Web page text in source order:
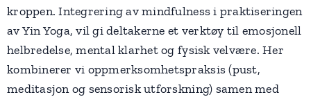
kroppen. Integrering av mindfulness i praktiseringen
av Yin Yoga, vil gi deltakerne et verktøy til emosjonell
helbredelse, mental klarhet og fysisk velvære. Her
kombinerer vi oppmerksomhetspraksis (pust,
meditasjon og sensorisk utforskning) samen med